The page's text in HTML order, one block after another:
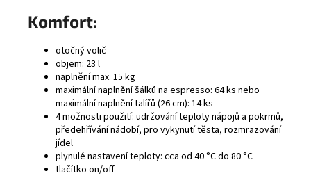
Komfort:
otočný volič
objem: 23 l
naplnění max. 15 kg
maximální naplnění šálků na espresso: 64 ks nebo
maximální naplnění talířů (26 cm): 14 ks
4 možnosti použití: udržování teploty nápojů a pokrmů,
předehřívání nádobí, pro vykynutí těsta, rozmrazování
jídel
plynulé nastavení teploty: cca od 40 °C do 80 °C
tlačítko on/off